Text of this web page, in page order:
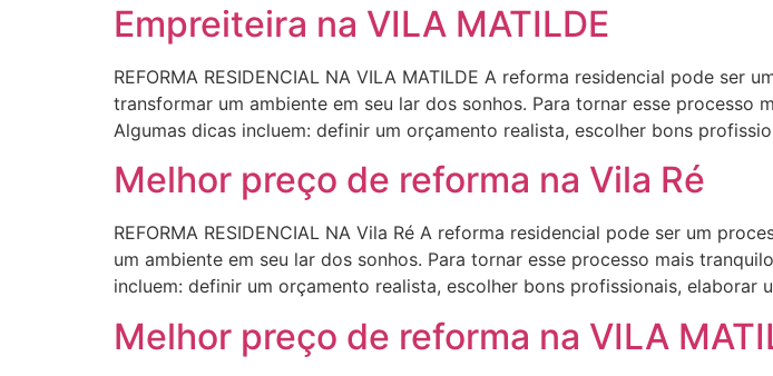
Empreiteira na VILA MATILDE
REFORMA RESIDENCIAL NA VILA MATILDE A reforma residencial pode
transformar um ambiente em seu lar dos sonhos. Para tornar esse
Algumas dicas incluem: definir um orçamento realista, escolher bons
Melhor preço de reforma na Vila Ré
REFORMA RESIDENCIAL NA Vila Ré A reforma residencial pode ser um
um ambiente em seu lar dos sonhos. Para tornar esse processo mais
incluem: definir um orçamento realista, escolher bons profissionais, elaborar
Melhor preço de reforma na VILA